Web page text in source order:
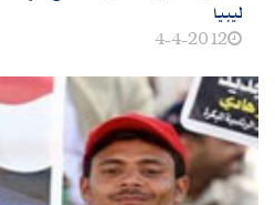
ليبيا
4-4-2012